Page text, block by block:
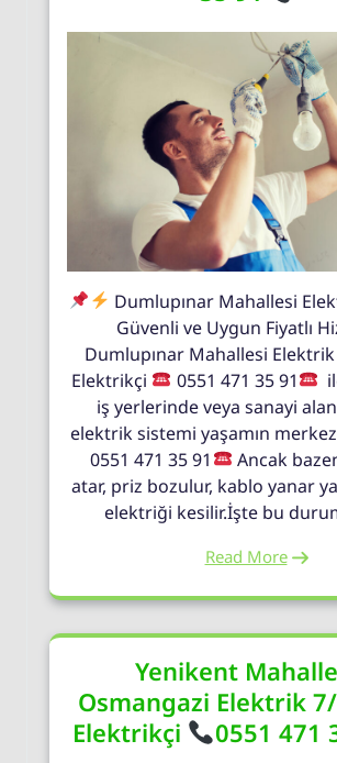
Dumlupınar Mahallesi
Güvenli ve Uygun Fiyatlı
Dumlupınar Mahallesi
Elektrikçi
0551 471 35 91
iş yerlerinde veya sanayi
elektrik sistemi yaşamın
0551 471 35 91
Ancak
atar, priz bozulur, kablo yanar
elektriği kesilir.İşte bu
Read More
Yenikent
Osmangazi Elektrik
Elektrikçi
0551 471